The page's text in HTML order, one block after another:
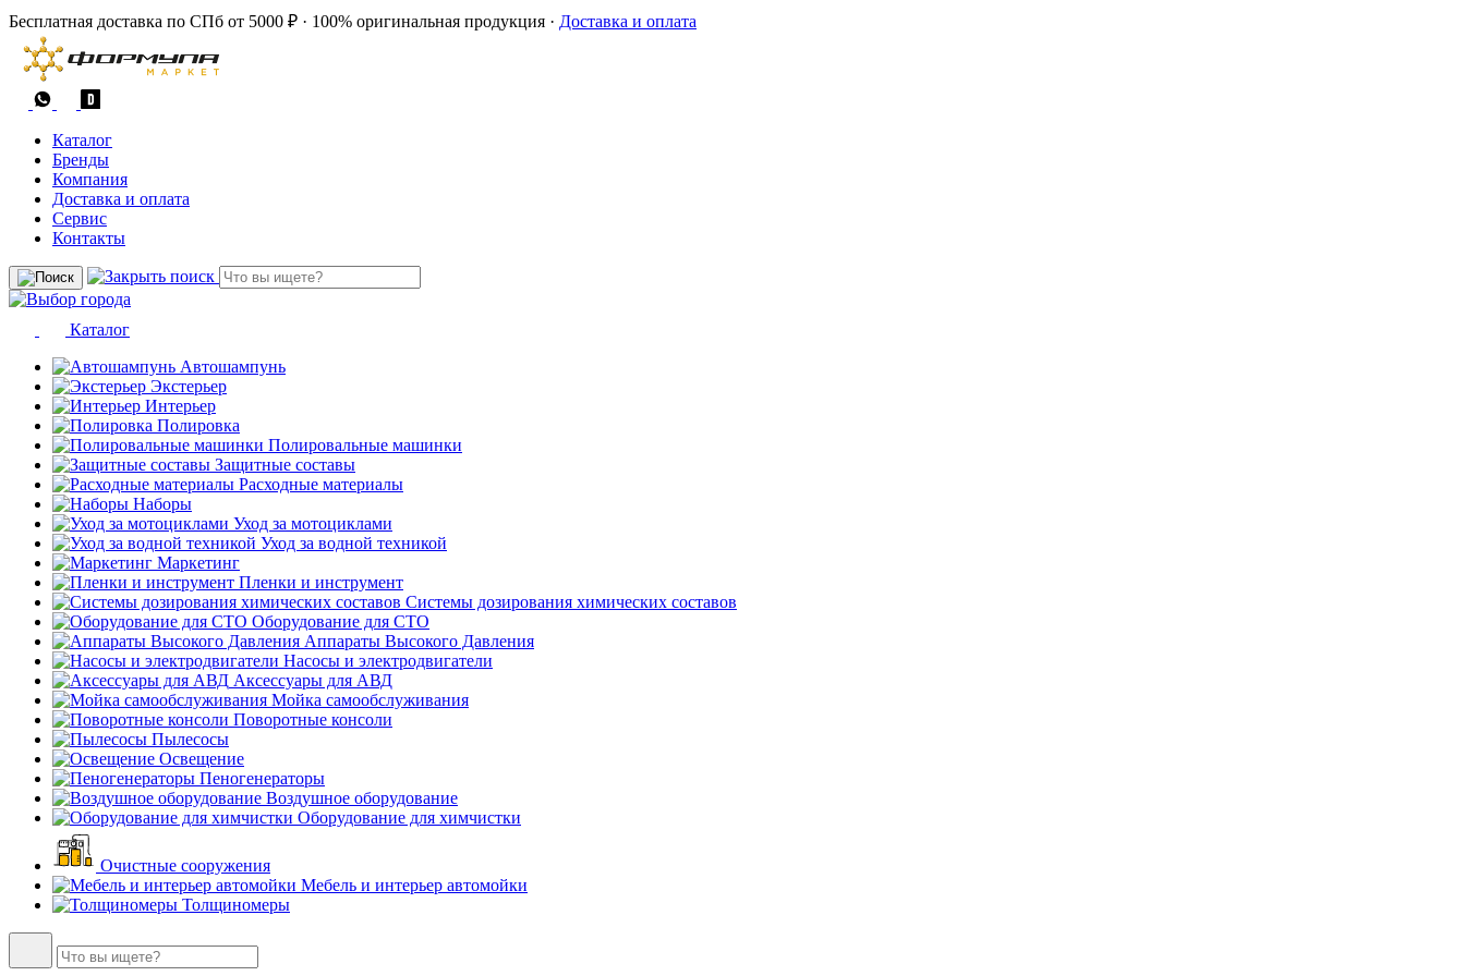
Бесплатная доставка по СПб от 5000 ₽ · 100% оригинальная продукция · Доставка и оплата
Каталог
Бренды
Компания
Доставка и оплата
Сервис
Контакты
Каталог
Автошампунь
Экстерьер
Интерьер
Полировка
Полировальные машинки
Защитные составы
Расходные материалы
Наборы
Уход за мотоциклами
Уход за водной техникой
Маркетинг
Пленки и инструмент
Системы дозирования химических составов
Оборудование для СТО
Аппараты Высокого Давления
Насосы и электродвигатели
Аксессуары для АВД
Мойка самообслуживания
Поворотные консоли
Пылесосы
Освещение
Пеногенераторы
Воздушное оборудование
Оборудование для химчистки
Очистные сооружения
Мебель и интерьер автомойки
Толщиномеры